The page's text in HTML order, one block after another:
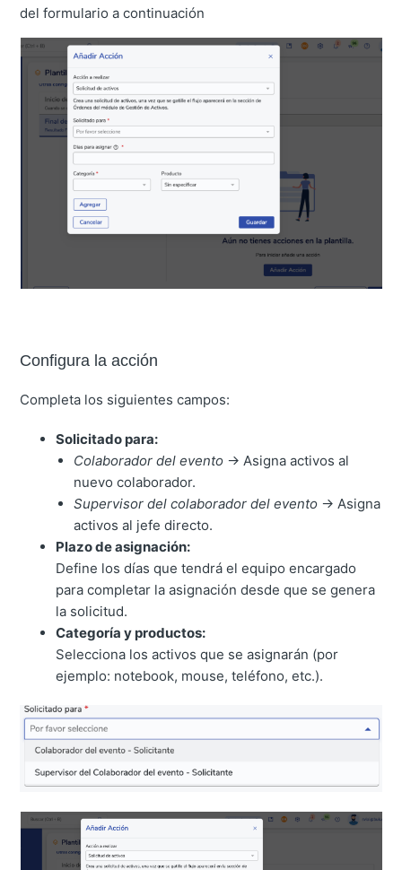
del formulario a continuación
Configura la acción
Completa los siguientes campos:
Solicitado para:
Colaborador del evento → Asigna activos al
nuevo colaborador.
Supervisor del colaborador del evento → Asigna
activos al jefe directo.
Plazo de asignación:
Define los días que tendrá el equipo encargado
para completar la asignación desde que se genera
la solicitud.
Categoría y productos:
Selecciona los activos que se asignarán (por
ejemplo: notebook, mouse, teléfono, etc.).